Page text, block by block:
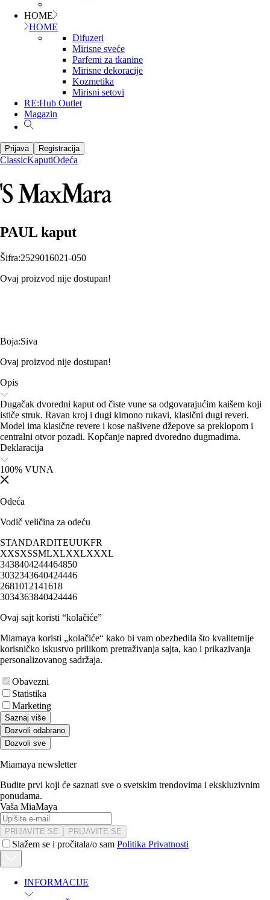
HOME
HOME
Difuzeri
Mirisne sveće
Parfemi za tkanine
Mirisne dekoracije
Kozmetika
Mirisni setovi
RE:Hub Outlet
Magazin
Prijava Registracija
ClassicKaputiOdeća
PAUL kaput
Šifra:2529016021-050
Ovaj proizvod nije dostupan!
Boja:Siva
Ovaj proizvod nije dostupan!
Opis
Dugačak dvoredni kaput od čiste vune sa odgovarajućim kaišem koji
ističe struk. Ravan kroj i dugi kimono rukavi, klasični dugi reveri.
Model ima klasične revere i kose našivene džepove sa preklopom i
centralni otvor pozadi. Kopčanje napred dvoredno dugmadima.
Deklaracija
100% VUNA
Odeća
Vodič veličina za odeću
STANDARDITEUUKFR
XXSXSSMLXLXXLXXXL
3438404244464850
3032343640424446
2681012141618
3034363840424446
Ovaj sajt koristi “kolačiće”
Miamaya koristi „kolačiće“ kako bi vam obezbedila što kvalitetnije
korisničko iskustvo prilikom pretraživanja sajta, kao i prikazivanja
personalizovanog sadržaja.
Obavezni
Statistika
Marketing
Saznaj više
Dozvoli odabrano
Dozvoli sve
Miamaya newsletter
Budite prvi koji će saznati sve o svetskim trendovima i ekskluzivnim
ponudama.
Vaša MiaMaya
PRIJAVITE SE PRIJAVITE SE
Slažem se i pročitala/o sam Politika Privatnosti
INFORMACIJE